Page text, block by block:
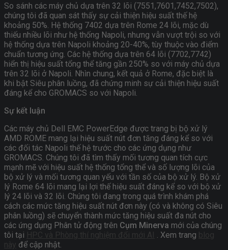
So sánh các máy chủ dựa trên 32 lõi (7551,7601,7452,7502),
chúng tôi đã quan sát thấy sự cải thiện hiệu suất thế hệ
khoảng 50%. Hệ thống 7402 dựa trên Rome 24 lõi, mặc dù
thiếu nhiều lõi như hệ thống Napoli, nhưng vẫn vượt trội so với
hệ thống dựa trên Napoli khoảng 20-40%, tùy thuộc vào điểm
chuẩn tương ứng. Các hệ thống dựa trên 64 lõi (7702,7742)
hiển thị hiệu suất tổng thể tăng gần 250% so với máy chủ dựa
trên 32 lõi ở Napoli. Nhìn chung, kết quả ở Rome, đặc biệt là
khi bật Siêu phân luồng, đã chứng minh sự cải thiện hiệu suất
đáng kể cho GROMACS so với Napoli.
Sự kết luận
Các máy chủ Dell EMC PowerEdge được trang bị bộ xử lý
AMD ROME mang lại hiệu suất nút đơn tăng đáng kể so với
các đối tác Napoli thế hệ trước cho các ứng dụng như
GROMACS. Chúng tôi đã tìm thấy mối tương quan tích cực
mạnh mẽ với hiệu suất hệ thống tổng thể và số lượng lõi của
bộ xử lý và mối tương quan yếu với tần số của bộ xử lý. Bộ xử
lý Rome 64 lõi mang lại lợi thế hiệu suất đáng kể so với bộ xử
lý 24 lõi và 32 lõi. Chúng tôi đang trong quá trình khám phá
cách các mức tăng hiệu suất nút đơn này (có và không có Siêu
phân luồng) sẽ chuyển thành mức tăng hiệu suất đa nút cho
các ứng dụng Phân tử động trên Cụm Minerva mới của chúng
tôi tại HPC và Phòng thí nghiệm đổi mới AI . Xem trang blog
này để cập nhật.